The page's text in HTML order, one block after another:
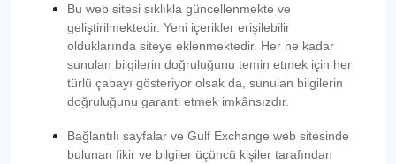
Bu web sitesi sıklıkla güncellenmekte ve
geliştirilmektedir. Yeni içerikler erişilebilir
olduklarında siteye eklenmektedir. Her ne kadar
sunulan bilgilerin doğruluğunu temin etmek için her
türlü çabayı gösteriyor olsak da, sunulan bilgilerin
doğruluğunu garanti etmek imkânsızdır.
Bağlantılı sayfalar ve Gulf Exchange web sitesinde
bulunan fikir ve bilgiler üçüncü kişiler tarafından